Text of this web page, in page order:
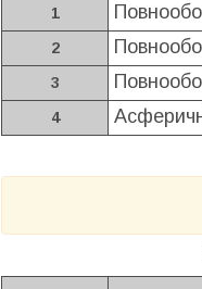
1
2
3
4